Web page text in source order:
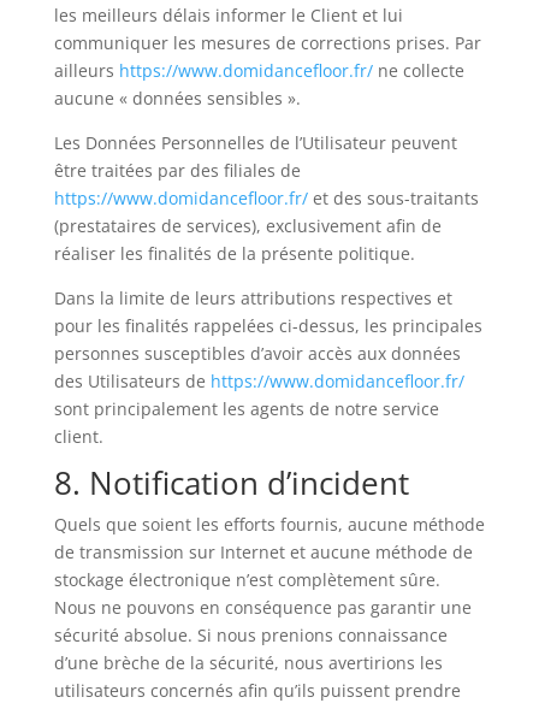
les meilleurs délais informer le Client et lui
communiquer les mesures de corrections prises. Par
ailleurs https://www.domidancefloor.fr/ne collecte
aucune « données sensibles ».
Les Données Personnelles de l’Utilisateur peuvent
être traitées par des filiales de
https://www.domidancefloor.fr/et des sous-traitants
(prestataires de services), exclusivement afin de
réaliser les finalités de la présente politique.
Dans la limite de leurs attributions respectives et
pour les finalités rappelées ci-dessus, les principales
personnes susceptibles d’avoir accès aux données
des Utilisateurs de https://www.domidancefloor.fr/
sont principalement les agents de notre service
client.
8. Notification d’incident
Quels que soient les efforts fournis, aucune méthode
de transmission sur Internet et aucune méthode de
stockage électronique n’est complètement sûre.
Nous ne pouvons en conséquence pas garantir une
sécurité absolue. Si nous prenions connaissance
d’une brèche de la sécurité, nous avertirions les
utilisateurs concernés afin qu’ils puissent prendre